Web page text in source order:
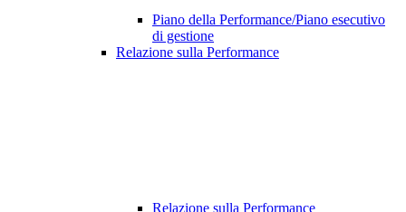
Piano della Performance/Piano esecutivo
di gestione
Relazione sulla Performance
Relazione sulla Performance